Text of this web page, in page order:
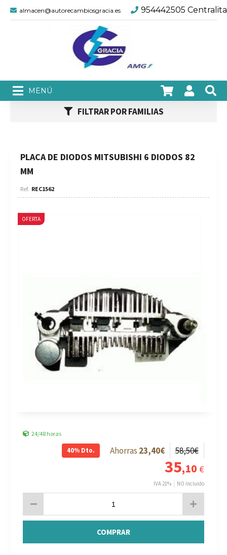
almacen@autorecambiosgracia.es 954442505 Centralita
FILTRAR POR FAMILIAS
PLACA DE DIODOS MITSUBISHI 6 DIODOS 82
MM
REC1562
OFERTA
24/48 horas
40% Dto. 23,40€ 58,50€
35,10 €
IVA 21% NO Incluido
COMPRAR